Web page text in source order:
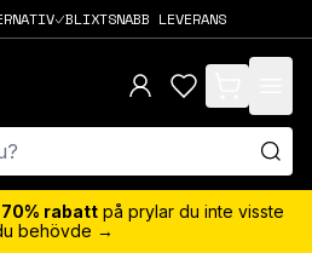
BLIXTSNABB LEVERANS
items in cart,
70% rabatt på prylar du inte visste
behövde →